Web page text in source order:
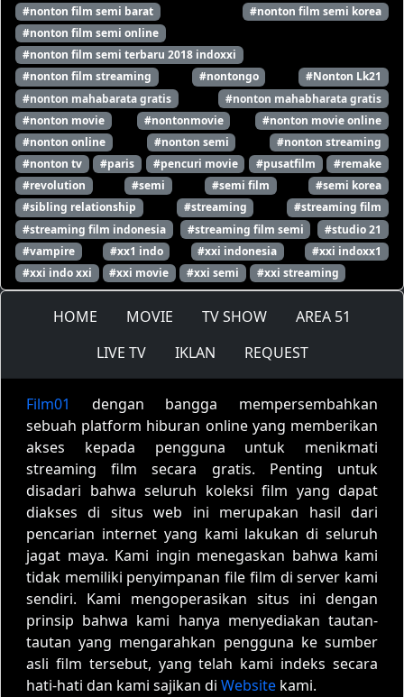
#nonton film semi barat
#nonton film semi korea
#nonton film semi online
#nonton film semi terbaru 2018 indoxxi
#nonton film streaming
#nontongo
#Nonton Lk21
#nonton mahabarata gratis
#nonton mahabharata gratis
#nonton movie
#nontonmovie
#nonton movie online
#nonton online
#nonton semi
#nonton streaming
#nonton tv
#paris #pencuri movie #pusatfilm
#remake
#revolution
#semi #semi film
#semi korea
#sibling relationship
#streaming
#streaming film
#streaming film indonesia
#streaming film semi
#studio 21
#vampire
#xx1 indo #xxi indonesia
#xxi indoxx1
#xxi indo xxi
#xxi movie #xxi semi #xxi streaming
HOME MOVIE TV SHOW
AREA 51
LIVE TV
IKLAN REQUEST
Film01
dengan bangga mempersembahkan
sebuah platform hiburan online yang memberikan
akses kepada pengguna untuk menikmati
streaming film secara gratis. Penting untuk
disadari bahwa seluruh koleksi film yang dapat
diakses di situs web ini merupakan hasil dari
pencarian internet yang kami lakukan di seluruh
jagat maya. Kami ingin menegaskan bahwa kami
tidak memiliki penyimpanan file film di server kami
sendiri. Kami mengoperasikan situs ini dengan
prinsip bahwa kami hanya menyediakan tautan-
tautan yang mengarahkan pengguna ke sumber
asli film tersebut, yang telah kami indeks secara
hati-hati dan kami sajikan di Website kami.